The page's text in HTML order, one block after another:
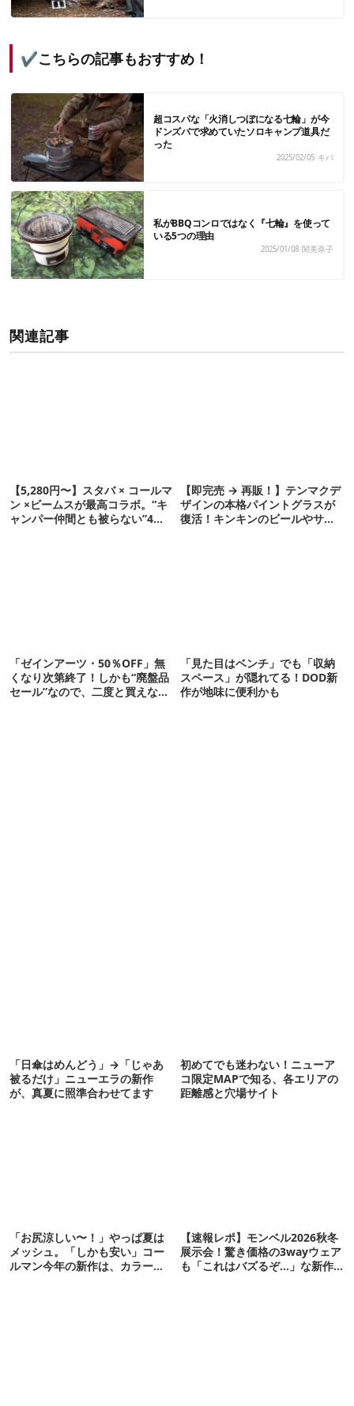
✔こちらの記事もおすすめ！
超コスパな「火消しつぼになる七輪」が今
ドンズバで求めていたソロキャンプ道具だ
った
2025/02/05 キバ
私がBBQコンロではなく『七輪』を使って
いる5つの理由
2025/01/08 関美奈子
関連記事
【5,280円〜】スタバ × コールマ
ン ×ビームスが最高コラボ。“キ
ャンパー仲間とも被らない”4ア
【即完売 → 再販！】テンマクデ
ザインの本格パイントグラスが
復活！キンキンのビールやサワ
「ゼインアーツ・50％OFF」無
くなり次第終了！しかも“廃盤品
セール”なので、二度と買えない
「見た目はベンチ」でも「収納
スペース」が隠れてる！DOD新
作が地味に便利かも
「日傘はめんどう」→「じゃあ
被るだけ」ニューエラの新作
が、真夏に照準合わせてます
初めてでも迷わない！ニューア
コ限定MAPで知る、各エリアの
距離感と穴場サイト
「お尻涼しい〜！」やっぱ夏は
メッシュ。「しかも安い」コー
ルマン今年の新作は、カラーも
【速報レポ】モンベル2026秋冬
展示会！驚き価格の3wayウェア
も「これはバズるぞ…」な新作